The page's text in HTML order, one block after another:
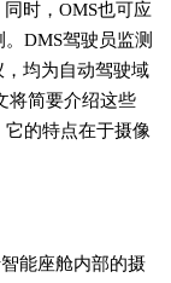
时，OMS也可应
DMS驾驶员监测
均为自动驾驶域
将简要介绍这些
的特点在于摄像
能座舱内部的摄